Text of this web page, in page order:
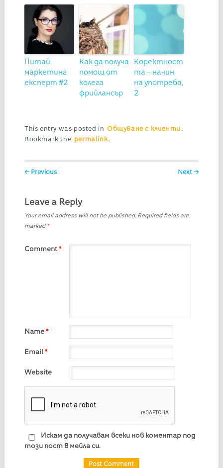
Питай
маркетинг
експерт #2
Как да получа
помощ от
колега
фрийлансър
Коректност
та – начин
на употреба,
2
This entry was posted in Общуване с клиенти .
Bookmark the permalink.
Post navigation
← Previous Next →
Leave a Reply
Your email address will not be published. Required fields are
marked *
Comment*
Name*
Email*
Website
Искам да получавам всеки нов коментар под
този пост в мейла си.